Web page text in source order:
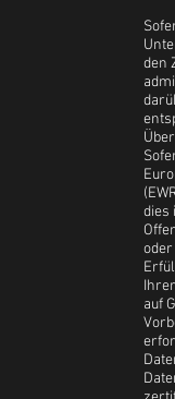
den
dies
auf